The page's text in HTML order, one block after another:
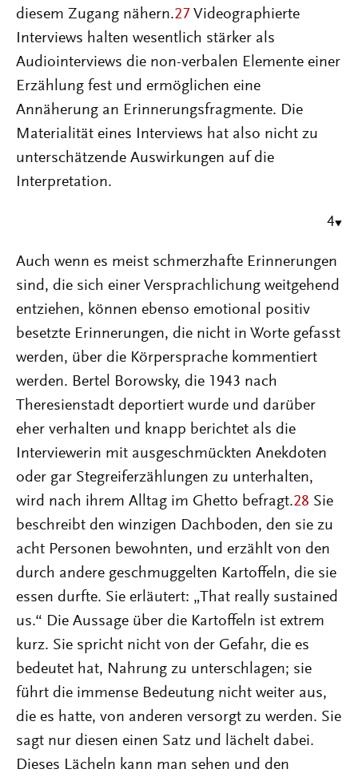
diesem Zugang nähern.27 Videographierte
Interviews halten wesentlich stärker als
Audiointerviews die non-verbalen Elemente einer
Erzählung fest und ermöglichen eine
Annäherung an Erinnerungsfragmente. Die
Materialität eines Interviews hat also nicht zu
unterschätzende Auswirkungen auf die
Interpretation.
4
Auch wenn es meist schmerzhafte Erinnerungen
sind, die sich einer Versprachlichung weitgehend
entziehen, können ebenso emotional positiv
besetzte Erinnerungen, die nicht in Worte gefasst
werden, über die Körpersprache kommentiert
werden. Bertel Borowsky, die 1943 nach
Theresienstadt deportiert wurde und darüber
eher verhalten und knapp berichtet als die
Interviewerin mit ausgeschmückten Anekdoten
oder gar Stegreiferzählungen zu unterhalten,
wird nach ihrem Alltag im Ghetto befragt.28 Sie
beschreibt den winzigen Dachboden, den sie zu
acht Personen bewohnten, und erzählt von den
durch andere geschmuggelten Kartoffeln, die sie
essen durfte. Sie erläutert: „That really sustained
us.“ Die Aussage über die Kartoffeln ist extrem
kurz. Sie spricht nicht von der Gefahr, die es
bedeutet hat, Nahrung zu unterschlagen; sie
führt die immense Bedeutung nicht weiter aus,
die es hatte, von anderen versorgt zu werden. Sie
sagt nur diesen einen Satz und lächelt dabei.
Dieses Lächeln kann man sehen und den